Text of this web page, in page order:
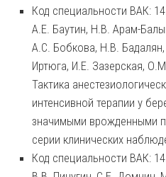
Код специальности ВАК:
А.Е. Баутин, Н.В. Арам-
А.С. Бобкова, Н.В.
Иртюга, И.Е. Зазерская,
Тактика
интенсивной терапии у
значимыми врожденными
серии клинических
Код специальности ВАК: